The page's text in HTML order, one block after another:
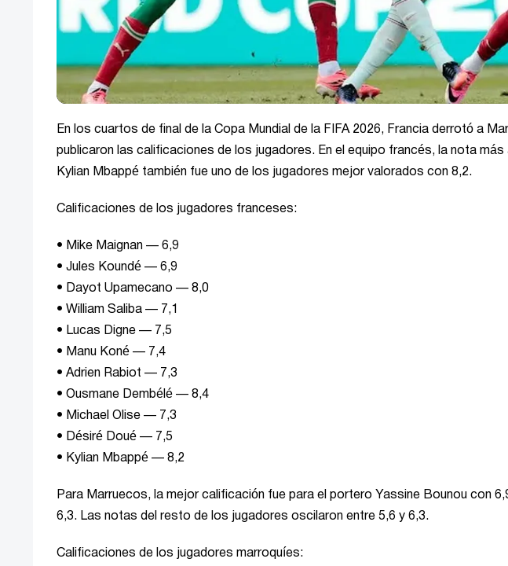
En los cuartos de final de la Copa Mundial de la FIFA 2026, Francia derrotó a
publicaron las calificaciones de los jugadores. En el equipo francés, la nota
Kylian Mbappé también fue uno de los jugadores mejor valorados con 8,2.
Calificaciones de los jugadores franceses:
• Mike Maignan — 6,9
• Jules Koundé — 6,9
• Dayot Upamecano — 8,0
• William Saliba — 7,1
• Lucas Digne — 7,5
• Manu Koné — 7,4
• Adrien Rabiot — 7,3
• Ousmane Dembélé — 8,4
• Michael Olise — 7,3
• Désiré Doué — 7,5
• Kylian Mbappé — 8,2
Para Marruecos, la mejor calificación fue para el portero Yassine Bounou con
6,3. Las notas del resto de los jugadores oscilaron entre 5,6 y 6,3.
Calificaciones de los jugadores marroquíes: